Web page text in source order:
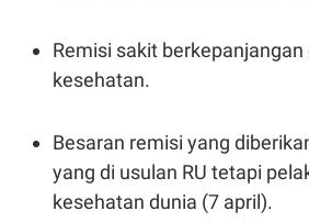
Remisi sakit
kesehatan.
Besaran remisi yang
yang di usulan RU tetapi
kesehatan dunia (7 april).